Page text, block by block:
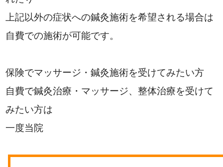
上記以外の症状への鍼灸施術を希望される場合は
自費での施術が可能です。
保険でマッサージ・鍼灸施術を受けてみたい方
自費で鍼灸治療・マッサージ、整体治療を受けて
みたい方は
一度当院